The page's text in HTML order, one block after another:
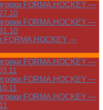
FORMA.HOCKEY —
FORMA.HOCKEY —
FORMA.HOCKEY —
FORMA.HOCKEY —
FORMA.HOCKEY —
FORMA.HOCKEY —